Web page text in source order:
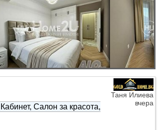
Таня Илиева
вчера
Салон за красота,